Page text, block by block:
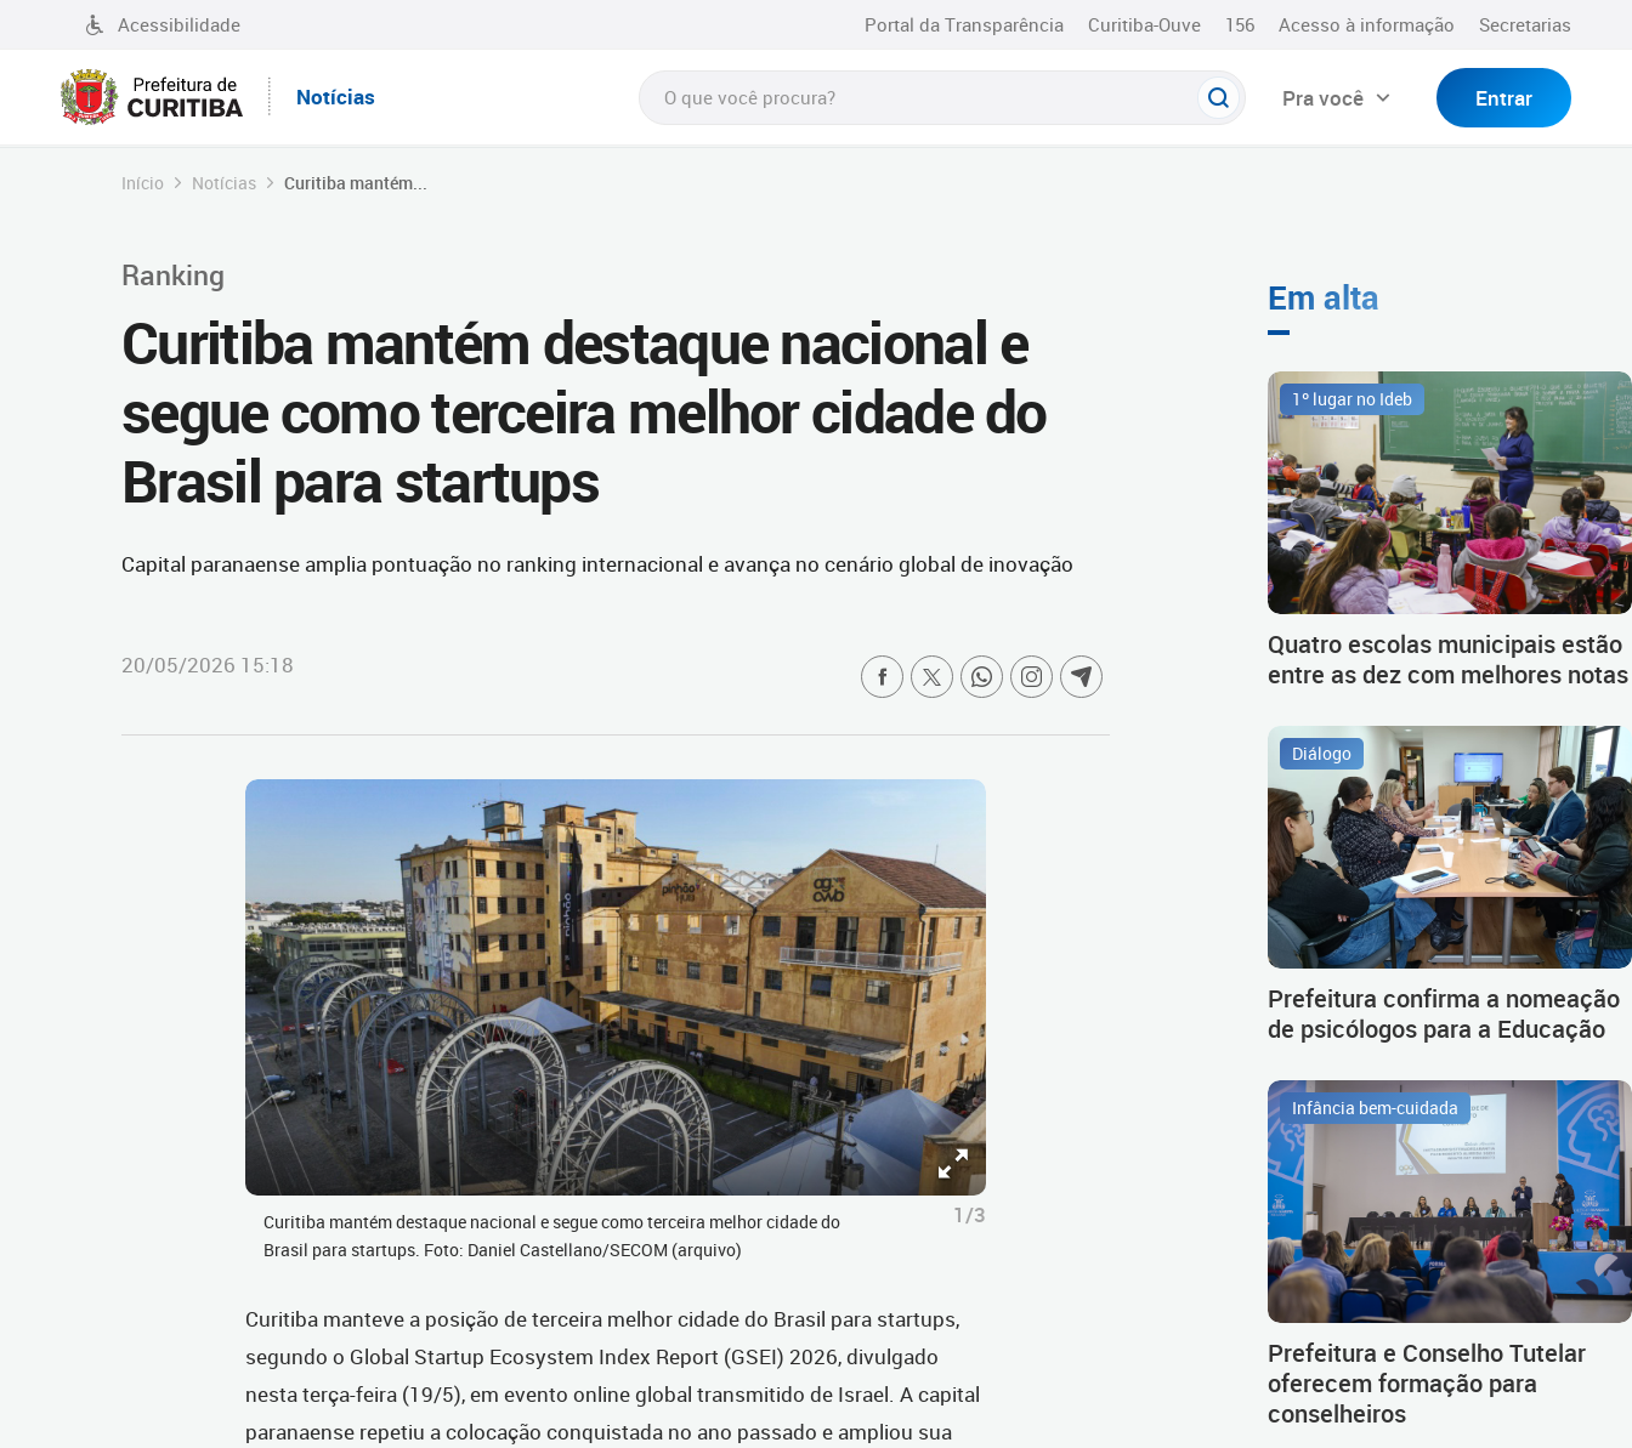
Acessibilidade Portal da Transparência Curitiba-Ouve 156 Acesso à informação Secretarias
Notícias Pra você Entrar
Início Notícias Curitiba mantém...
Ranking
Curitiba mantém destaque nacional e
segue como terceira melhor cidade do
Brasil para startups
Capital paranaense amplia pontuação no ranking internacional e avança no cenário global de inovação
20/05/2026 15:18
Curitiba mantém destaque nacional e segue como terceira melhor cidade do
Brasil para startups. Foto: Daniel Castellano/SECOM (arquivo)
1/3
Curitiba manteve a posição de terceira melhor cidade do Brasil para startups,
segundo o Global Startup Ecosystem Index Report (GSEI) 2026, divulgado
nesta terça-feira (19/5), em evento online global transmitido de Israel. A capital
paranaense repetiu a colocação conquistada no ano passado e ampliou sua
Em alta
1º lugar no Ideb
Quatro escolas municipais estão
entre as dez com melhores notas
Diálogo
Prefeitura confirma a nomeação
de psicólogos para a Educação
Infância bem-cuidada
Prefeitura e Conselho Tutelar
oferecem formação para
conselheiros